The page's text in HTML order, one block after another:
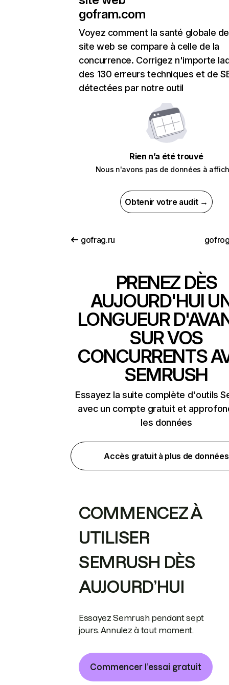
gofram.com
Voyez comment la santé globale
site web se compare à celle de la
concurrence. Corrigez n'importe
des 130 erreurs techniques et de
détectées par notre outil
Rien n’a été trouvé
Nous n'avons pas de données à
Obtenir votre audit →
gofrag.ru
PRENEZ DÈS
AUJOURD'HUI
LONGUEUR
SUR VOS
CONCURRENTS
SEMRUSH
Essayez la suite complète d'outils
avec un compte gratuit et
les données
Accès gratuit à plus de données
COMMENCEZ À
UTILISER
SEMRUSH DÈS
AUJOURD’HUI
Essayez Semrush pendant sept
jours. Annulez à tout moment.
Commencer l’essai gratuit